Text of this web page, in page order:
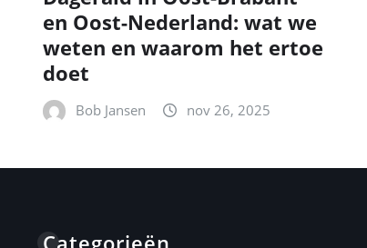
en Oost-Nederland: wat we
weten en waarom het ertoe
doet
Bob Jansen nov 26, 2025